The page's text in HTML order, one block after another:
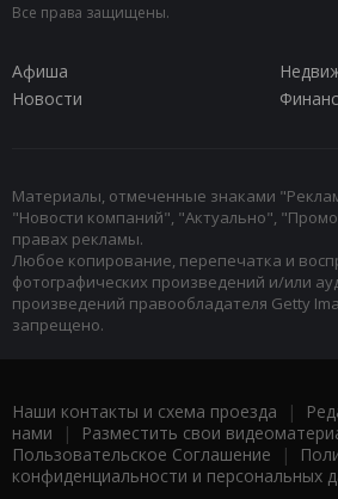
Все права защищены.
Афиша
Новости
Материалы, отмеченные знаками
"Новости компаний", "Актуально",
правах рекламы.
Любое копирование, перепечатка и
фотографических произведений и/или
произведений правообладателя Getty
запрещено.
Наши контакты и схема проезда |
нами | Разместить свои
Пользовательское Соглашение |
конфиденциальности и персональных